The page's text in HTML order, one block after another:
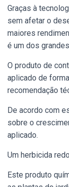
Graças à
sem afetar o
maiores
é um dos
O produto de
aplicado de
recomendação
De acordo com
sobre o
aplicado.
Um herbicida
Este produto